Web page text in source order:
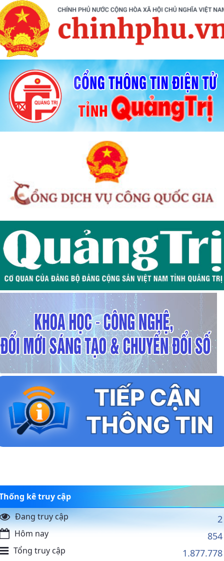
kê truy cập
Đang truy cập
2
Hôm nay 854
Tổng truy cập 1.877.778